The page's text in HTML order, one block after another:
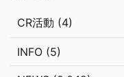
CR活動 (4)
INFO (5)